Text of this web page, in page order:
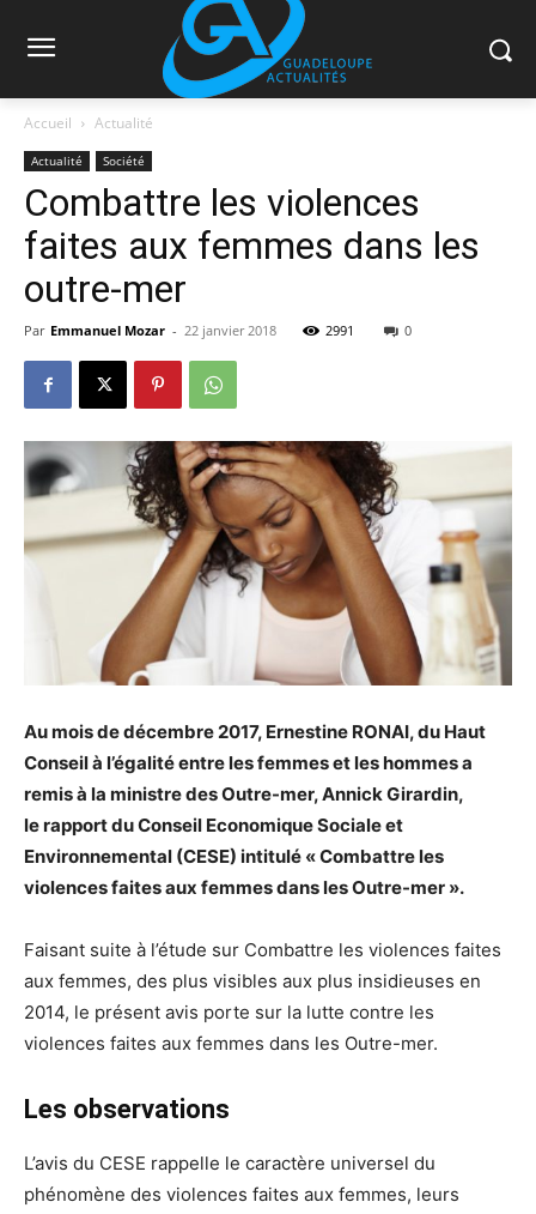
Accueil Actualité
Actualité Société
Combattre les violences
faites aux femmes dans les
outre-mer
Par Emmanuel Mozar - 22 janvier 2018 2991 0
Au mois de décembre 2017, Ernestine RONAI, du Haut
Conseil à l’égalité entre les femmes et les hommes a
remis à la ministre des Outre-mer, Annick Girardin,
lerapportdu Conseil Economique Sociale et
Environnemental (CESE) intitulé « Combattre les
violences faites aux femmes dans les Outre-mer ».
Faisant suite à l’étude sur Combattre les violences faites
aux femmes, des plus visibles aux plus insidieuses en
2014, le présent avis porte sur la lutte contre les
violences faites aux femmes dans les Outre-mer.
Les observations
L’avis du CESE rappelle le caractère universel du
phénomène des violences faites aux femmes, leurs